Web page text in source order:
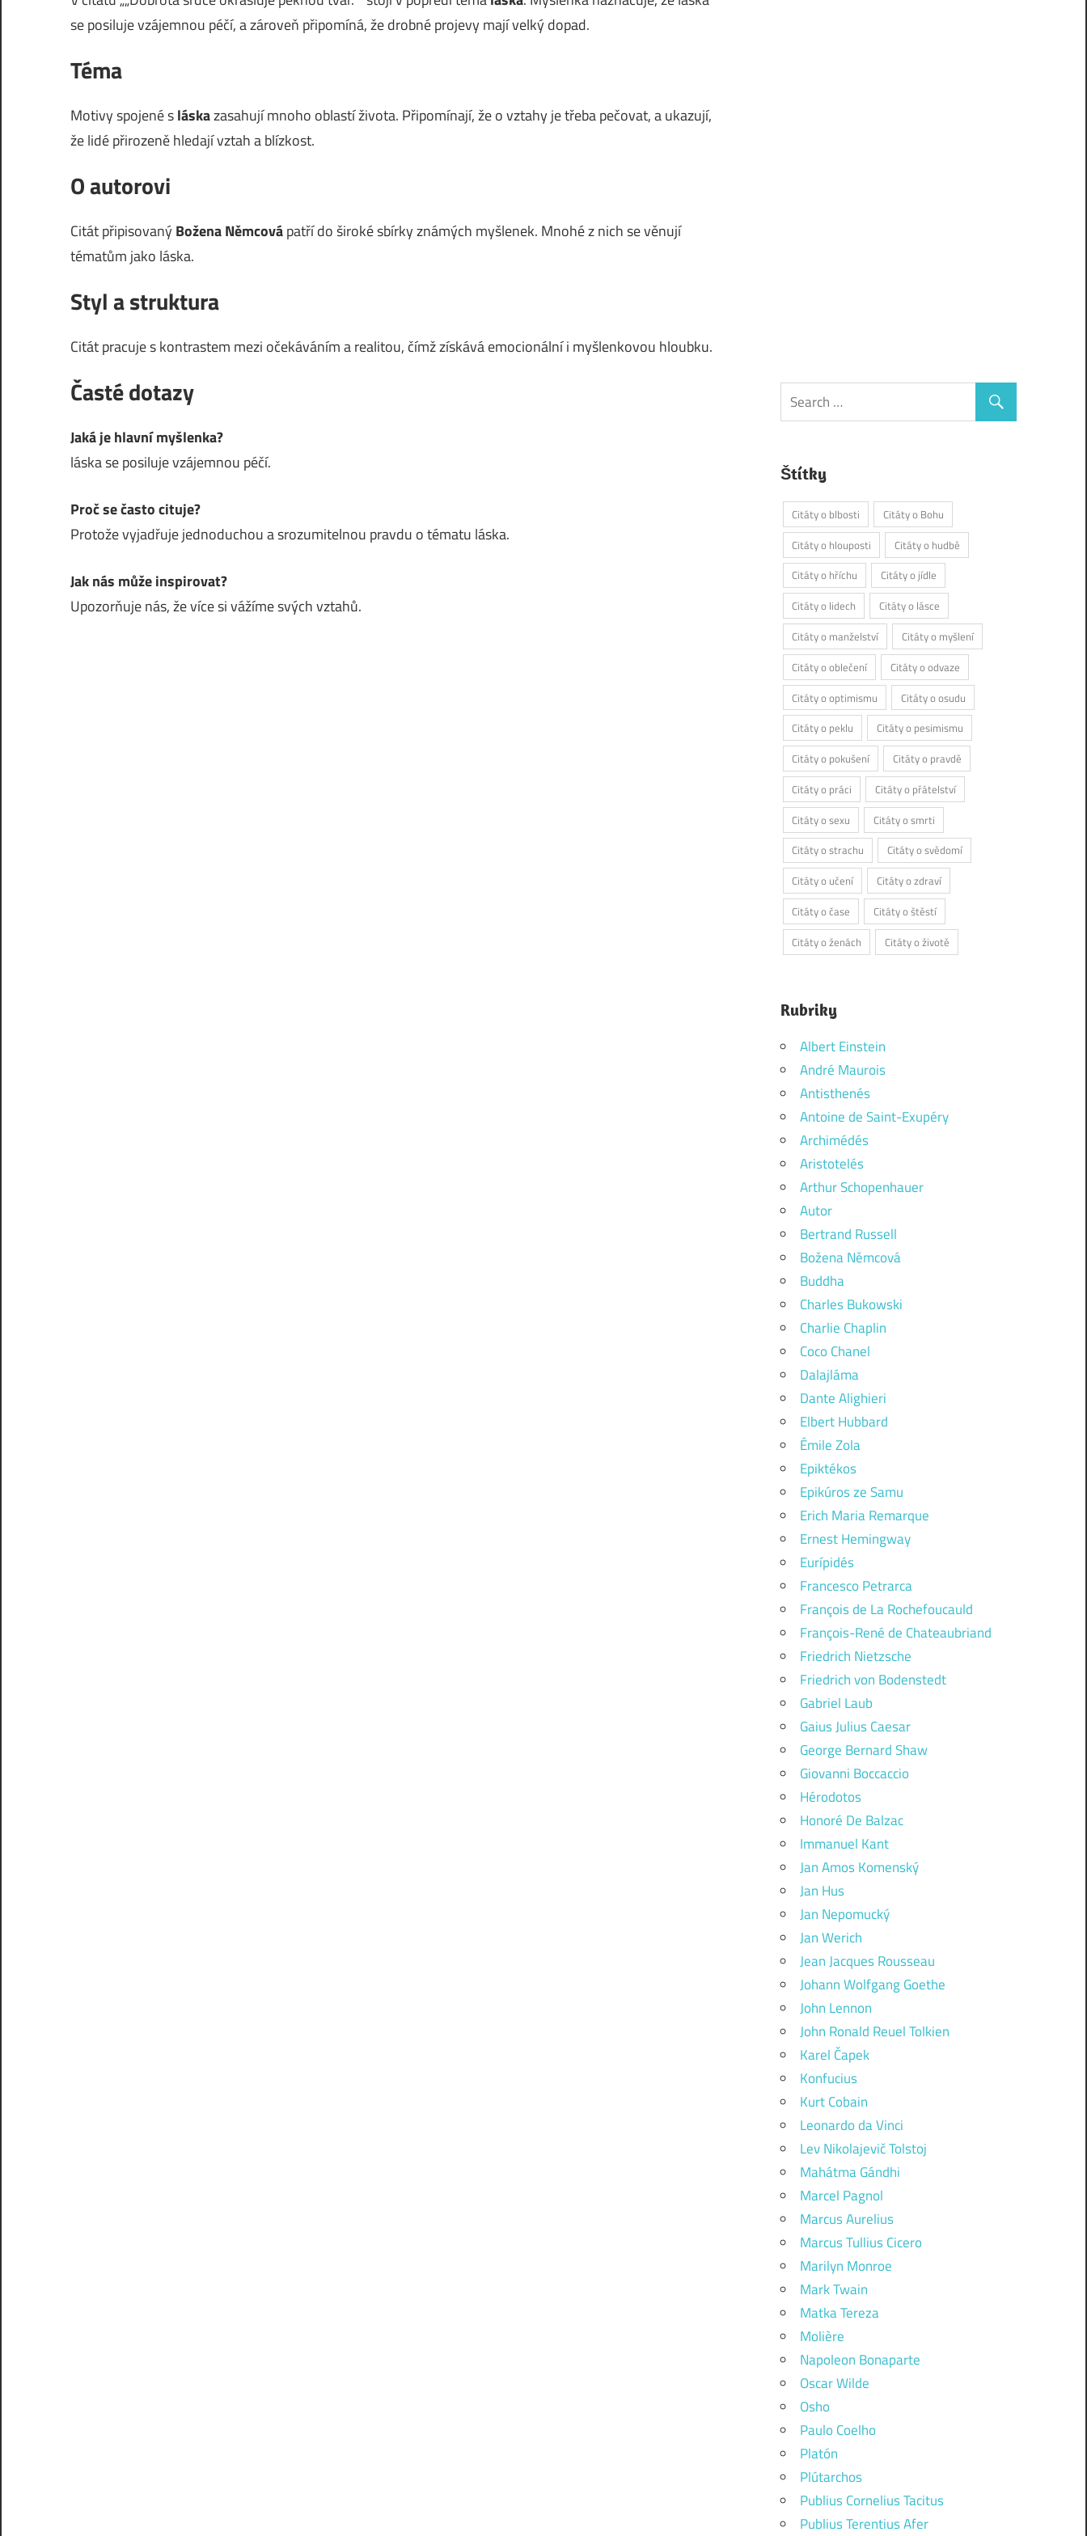
se posiluje vzájemnou péčí, a zároveň připomíná, že drobné projevy mají velký dopad.
Téma
Motivy spojené sláskazasahují mnoho oblastí života. Připomínají, že o vztahy je třeba pečovat, a ukazují,
že lidé přirozeně hledají vztah a blízkost.
O autorovi
Citát připisovanýBožena Němcovápatří do široké sbírky známých myšlenek. Mnohé z nich se věnují
tématům jako láska.
Styl a struktura
Citát pracuje s kontrastem mezi očekáváním a realitou, čímž získává emocionální i myšlenkovou hloubku.
Časté dotazy
Jaká je hlavní myšlenka?
láska se posiluje vzájemnou péčí.
Proč se často cituje?
Protože vyjadřuje jednoduchou a srozumitelnou pravdu o tématu láska.
Jak nás může inspirovat?
Upozorňuje nás, že více si vážíme svých vztahů.
Štítky
Citáty o blbosti
Citáty o Bohu
Citáty o hlouposti
Citáty o hudbě
Citáty o hříchu
Citáty o jídle
Citáty o lidech
Citáty o lásce
Citáty o manželství
Citáty o myšlení
Citáty o oblečení
Citáty o odvaze
Citáty o optimismu
Citáty o osudu
Citáty o peklu
Citáty o pesimismu
Citáty o pokušení
Citáty o pravdě
Citáty o práci
Citáty o přátelství
Citáty o sexu
Citáty o smrti
Citáty o strachu
Citáty o svědomí
Citáty o učení
Citáty o zdraví
Citáty o čase
Citáty o štěstí
Citáty o ženách
Citáty o životě
Rubriky
Albert Einstein
André Maurois
Antisthenés
Antoine de Saint-Exupéry
Archimédés
Aristotelés
Arthur Schopenhauer
Autor
Bertrand Russell
Božena Němcová
Buddha
Charles Bukowski
Charlie Chaplin
Coco Chanel
Dalajláma
Dante Alighieri
Elbert Hubbard
Émile Zola
Epiktékos
Epikúros ze Samu
Erich Maria Remarque
Ernest Hemingway
Eurípidés
Francesco Petrarca
François de La Rochefoucauld
François-René de Chateaubriand
Friedrich Nietzsche
Friedrich von Bodenstedt
Gabriel Laub
Gaius Julius Caesar
George Bernard Shaw
Giovanni Boccaccio
Hérodotos
Honoré De Balzac
Immanuel Kant
Jan Amos Komenský
Jan Hus
Jan Nepomucký
Jan Werich
Jean Jacques Rousseau
Johann Wolfgang Goethe
John Lennon
John Ronald Reuel Tolkien
Karel Čapek
Konfucius
Kurt Cobain
Leonardo da Vinci
Lev Nikolajevič Tolstoj
Mahátma Gándhi
Marcel Pagnol
Marcus Aurelius
Marcus Tullius Cicero
Marilyn Monroe
Mark Twain
Matka Tereza
Molière
Napoleon Bonaparte
Oscar Wilde
Osho
Paulo Coelho
Platón
Plútarchos
Publius Cornelius Tacitus
Publius Terentius Afer